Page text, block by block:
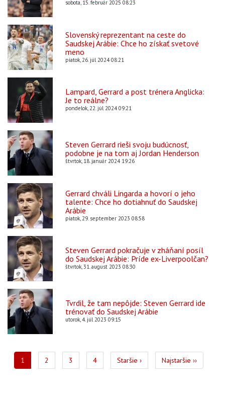
sobota, 15. február 2025 08:23
Slovenský reprezentant na ceste do
Saudskej Arábie: Chce ho získať svetové
meno
piatok, 26. júl 2024 08:21
Lampard, Gerrard a post trénera Anglicka:
Je to reálne?
pondelok, 22. júl 2024 09:21
Steven Gerrard rieši svoju budúcnosť,
podobne je na tom aj Jordan Henderson
štvrtok, 18. január 2024 19:26
Gerrard chváli Lingarda a hovorí o jeho
talente: Chce ho dotiahnuť do Saudskej
Arábie
piatok, 29. september 2023 08:58
Steven Gerrard pokračuje v zháňaní posíl
do Saudskej Arábie: Príde ex-Liverpoolčan?
štvrtok, 31. august 2023 08:30
Tvrdil, že tam nepôjde: Steven Gerrard ide
trénovať do Saudskej Arábie
utorok, 4. júl 2023 09:15
Pagination
Aktuálna
stránka
1 Page
2 Page
3 Page
4
Ďalšia
strana
Staršie ›
Posledná
strana
Najstaršie ››